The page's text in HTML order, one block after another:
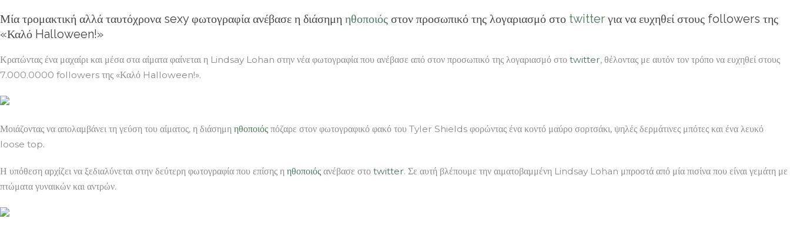
Μία τρομακτική αλλά ταυτόχρονα sexy φωτογραφία ανέβασε η διάσημη ηθοποιός στον προσωπικό της λογαριασμό στο twitter για να ευχηθεί στους followers της
«Καλό Halloween!»
Κρατώντας ένα μαχαίρι και μέσα στα αίματα φαίνεται η Lindsay Lohan στην νέα φωτογραφία που ανέβασε από στον προσωπικό της λογαριασμό στο twitter, θέλοντας με αυτόν τον τρόπο να ευχηθεί στους
7.000.0000 followers της «Καλό Halloween!».
Μοιάζοντας να απολαμβάνει τη γεύση του αίματος, η διάσημη ηθοποιός πόζαρε στον φωτογραφικό φακό του Tyler Shields φορώντας ένα κοντό μαύρο σορτσάκι, ψηλές δερμάτινες μπότες και ένα λευκό
loose top.
Η υπόθεση αρχίζει να ξεδιαλύνεται στην δεύτερη φωτογραφία που επίσης η ηθοποιός ανέβασε στο twitter. Σε αυτή βλέπουμε την αιματοβαμμένη Lindsay Lohan μπροστά από μία πισίνα που είναι γεμάτη με
πτώματα γυναικών και αντρών.